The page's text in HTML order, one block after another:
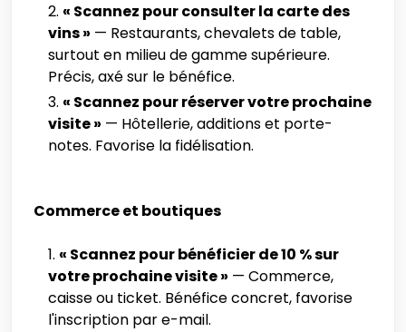
« Scannez pour consulter la carte des
vins » — Restaurants, chevalets de table,
surtout en milieu de gamme supérieure.
Précis, axé sur le bénéfice.
« Scannez pour réserver votre prochaine
visite » — Hôtellerie, additions et porte-
notes. Favorise la fidélisation.
Commerce et boutiques
« Scannez pour bénéficier de 10 % sur
votre prochaine visite » — Commerce,
caisse ou ticket. Bénéfice concret, favorise
l'inscription par e-mail.